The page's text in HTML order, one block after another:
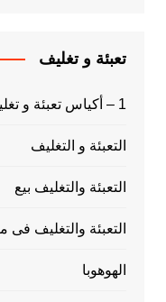
تعبئة و تغليف
1 – أكياس تعبئة و تغليف
التعبئة و التغليف
التعبئة والتغليف بيع
التعبئة والتغليف فى
الهوهوبا